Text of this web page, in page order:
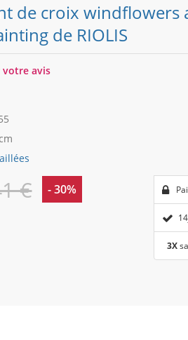
de croix windflowers
de RIOLIS
votre avis
€ - 30%
3X